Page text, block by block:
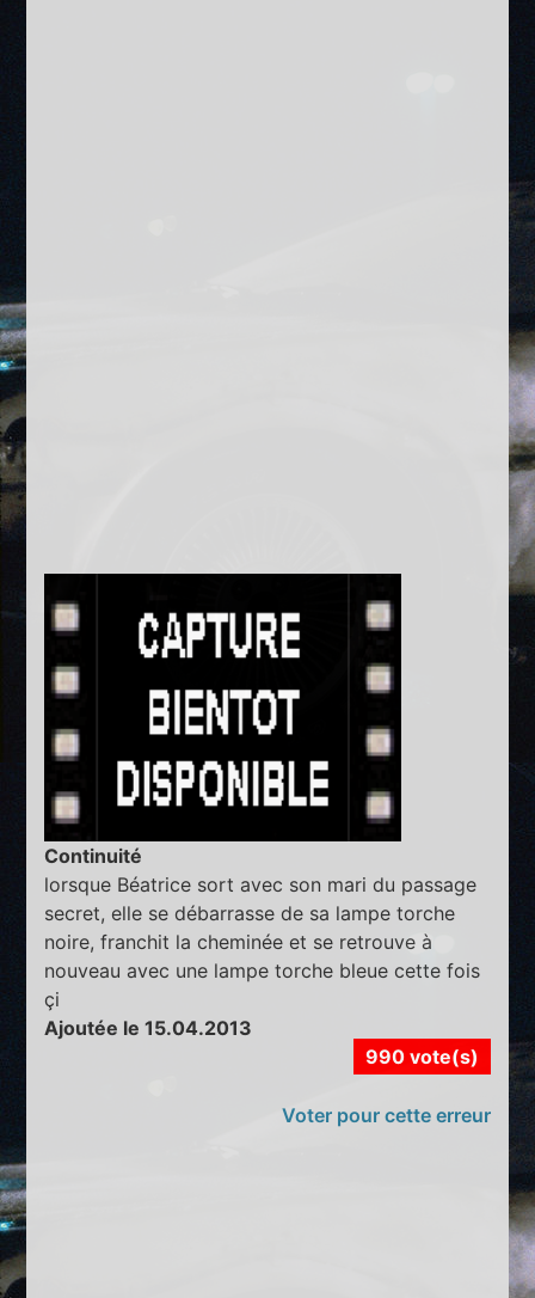
Continuité
lorsque Béatrice sort avec son mari du passage
secret, elle se débarrasse de sa lampe torche
noire, franchit la cheminée et se retrouve à
nouveau avec une lampe torche bleue cette fois
çi
Ajoutée le 15.04.2013
990 vote(s)
Voter pour cette erreur